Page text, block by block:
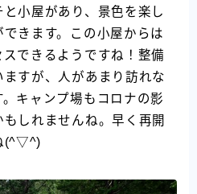
小屋があり、景色を楽し
きます。この小屋からは
できるようですね！整備
すが、人があまり訪れな
キャンプ場もコロナの影
しれませんね。早く再開
(^▽^)